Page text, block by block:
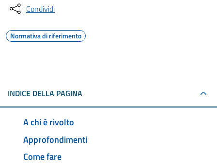
Condividi
Normativa di riferimento
INDICE DELLA PAGINA
A chi è rivolto
Approfondimenti
Come fare